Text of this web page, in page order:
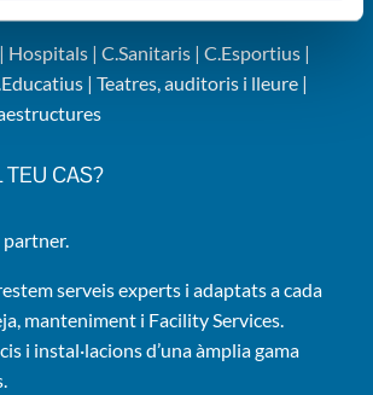
| Hospitals | C.Sanitaris | C.Esportius |
| Teatres, auditoris i lleure |
TEU CAS?
partner.
serveis experts i adaptats a cada
manteniment i Facility Services.
i instal·lacions d’una àmplia gama